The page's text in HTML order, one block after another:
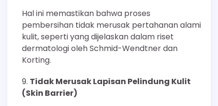
Hal ini memastikan bahwa proses
pembersihan tidak merusak pertahanan alami
kulit, seperti yang dijelaskan dalam riset
dermatologi oleh Schmid-Wendtner dan
Korting.
Tidak Merusak Lapisan Pelindung Kulit
(Skin Barrier)